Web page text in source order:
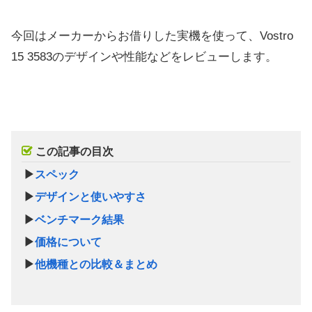
今回はメーカーからお借りした実機を使って、Vostro
15 3583のデザインや性能などをレビューします。
この記事の目次
▶ スペック
▶デザインと使いやすさ
▶ベンチマーク結果
▶価格について
▶他機種との比較＆まとめ